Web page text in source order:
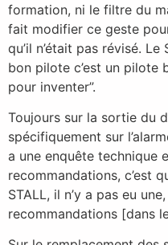
formation, ni le filtre du
fait modifier ce geste
qu’il n’était pas révisé.
bon pilote c’est un pilote
pour inventer”.
Toujours sur la sortie du
spécifiquement sur
a une enquête technique
recommandations, c’est
STALL, il n’y a pas eu
recommandations [dans